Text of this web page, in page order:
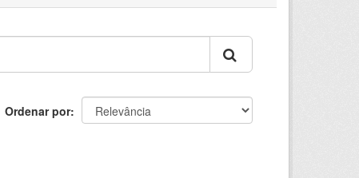
Ordenar por